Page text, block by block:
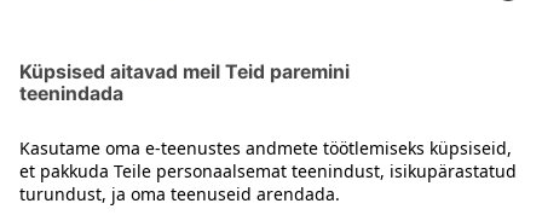
Muud kontoritarbed